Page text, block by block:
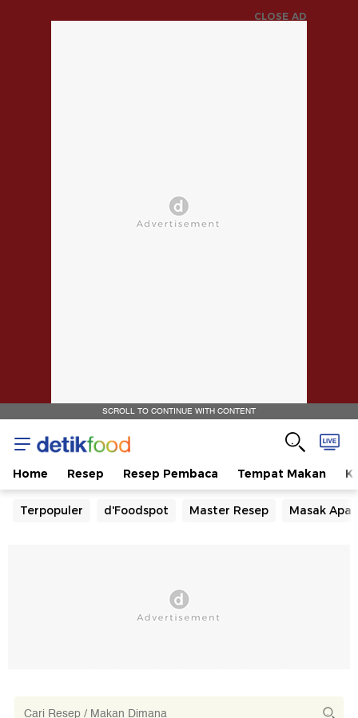
CLOSE AD
SCROLL TO CONTINUE WITH CONTENT
Home Resep Resep Pembaca Tempat Makan
Terpopuler d'Foodspot Master Resep Masak Apa